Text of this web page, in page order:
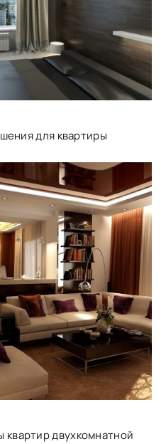
для квартиры
двухкомнатной